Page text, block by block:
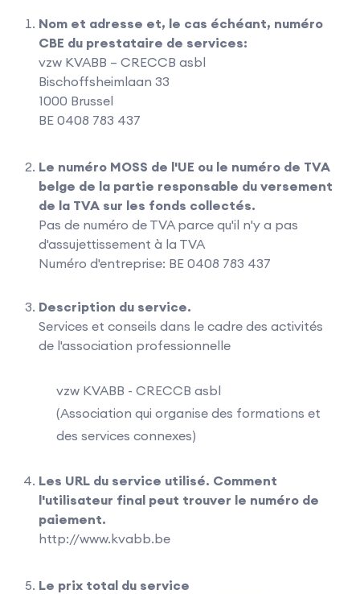
Nom et adresse et, le cas échéant, numéro
CBE du prestataire de services:
vzw KVABB – CRECCB asbl
Bischoffsheimlaan 33
1000 Brussel
BE 0408 783 437
Le numéro MOSS de l'UE ou le numéro de TVA
belge de la partie responsable du versement
de la TVA sur les fonds collectés.
Pas de numéro de TVA parce qu'il n'y a pas
d'assujettissement à la TVA
Numéro d'entreprise: BE 0408 783 437
Description du service.
Services et conseils dans le cadre des activités
de l'association professionnelle
vzw KVABB - CRECCB asbl
(Association qui organise des formations et
des services connexes)
Les URL du service utilisé. Comment
l'utilisateur final peut trouver le numéro de
paiement.
http://www.kvabb.be
Le prix total du service